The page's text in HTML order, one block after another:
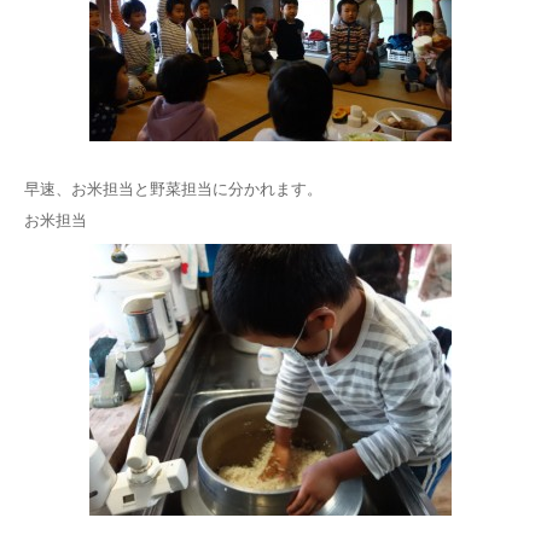
早速、お米担当と野菜担当に分かれます。
お米担当